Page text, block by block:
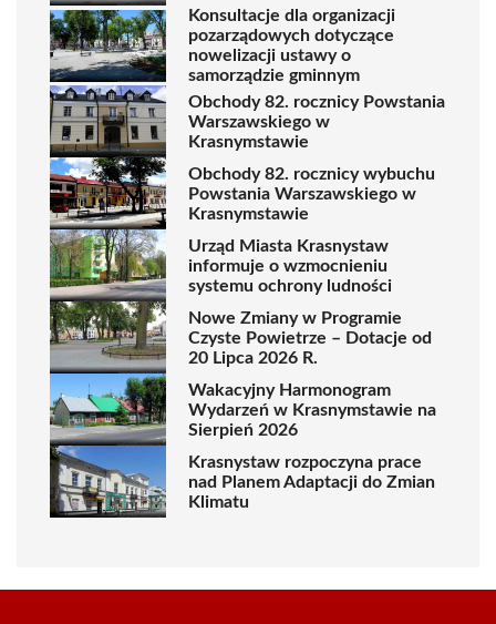
Konsultacje dla organizacji
pozarządowych dotyczące
nowelizacji ustawy o
samorządzie gminnym
Obchody 82. rocznicy Powstania
Warszawskiego w
Krasnymstawie
Obchody 82. rocznicy wybuchu
Powstania Warszawskiego w
Krasnymstawie
Urząd Miasta Krasnystaw
informuje o wzmocnieniu
systemu ochrony ludności
Nowe Zmiany w Programie
Czyste Powietrze – Dotacje od
20 Lipca 2026 R.
Wakacyjny Harmonogram
Wydarzeń w Krasnymstawie na
Sierpień 2026
Krasnystaw rozpoczyna prace
nad Planem Adaptacji do Zmian
Klimatu